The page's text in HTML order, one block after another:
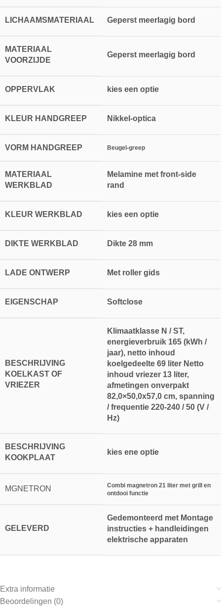
LICHAAMSMATERIAAL Geperst meerlagig bord
MATERIAAL
VOORZIJDE
Geperst meerlagig bord
OPPERVLAK kies een optie
KLEUR HANDGREEP Nikkel-optica
VORM HANDGREEP Beugel-greep
MATERIAAL
WERKBLAD
Melamine met front-side
rand
KLEUR WERKBLAD kies een optie
DIKTE WERKBLAD Dikte 28 mm
LADE ONTWERP Met roller gids
EIGENSCHAP Softclose
BESCHRIJVING
KOELKAST OF
VRIEZER
Klimaatklasse N / ST,
energieverbruik 165 (kWh /
jaar), netto inhoud
koelgedeelte 69 liter Netto
inhoud vriezer 13 liter,
afmetingen onverpakt
82,0×50,0x57,0 cm, spanning
/ frequentie 220-240 / 50 (V /
Hz)
BESCHRIJVING
KOOKPLAAT
kies ene optie
MGNETRON
Combi magnetron 21 liter met grill en
ontdooi functie
GELEVERD
Gedemonteerd met Montage
instructies + handleidingen
elektrische apparaten
Extra informatie
Beoordelingen (0)